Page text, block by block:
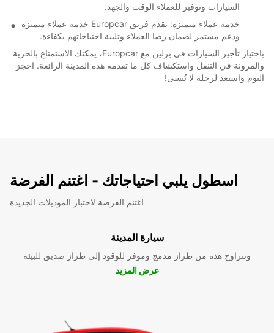
السيارات وتوفير للعملاء الوقت والجهد.
خدمة عملاء متميزة: يقدم فريق Europcar خدمة عملاء متميزة
ودعم مستمر لضمان رضا العملاء وتلبية احتياجاتهم بكفاءة.
باختيار تأجير السيارات في برلين مع Europcar، يمكنك الاستمتاع بالحرية
والمرونة في التنقل واستكشاف كل ما تقدمه هذه المدينة الرائعة. احجز
اليوم واستعد لرحلة لا تُنسى!
اسطول يلبي احتياجاتك - اغتنم الفرضة
اغتنم الفرصة لاختبار الموديلات الجديدة
سيارة المدينة
وتتراوح هذه من طراز مدمج وموفر للوقود إلى طراز صديق للبيئة
عرض المزيد